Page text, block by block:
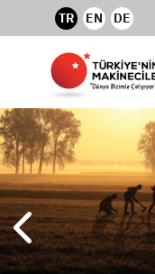
TR EN DE